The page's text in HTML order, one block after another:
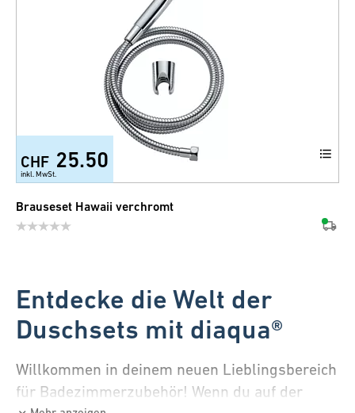
CHF 25.50
inkl. MwSt.
Brauseset Hawaii verchromt
Entdecke die Welt der
Duschsets mit diaqua®
Willkommen in deinem neuen Lieblingsbereich
für Badezimmerzubehör! Wenn du auf der